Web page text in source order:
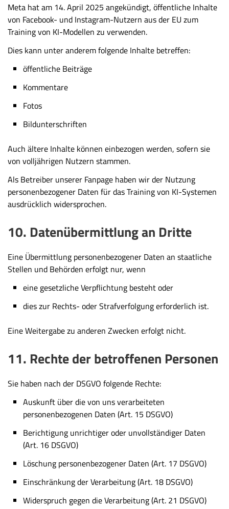
Meta hat am 14. April 2025 angekündigt, öffentliche Inhalte
von Facebook- und Instagram-Nutzern aus der EU zum
Training von KI-Modellen zu verwenden.
Dies kann unter anderem folgende Inhalte betreffen:
öffentliche Beiträge
Kommentare
Fotos
Bildunterschriften
Auch ältere Inhalte können einbezogen werden, sofern sie
von volljährigen Nutzern stammen.
Als Betreiber unserer Fanpage haben wir der Nutzung
personenbezogener Daten für das Training von KI-Systemen
ausdrücklich widersprochen.
10. Datenübermittlung an Dritte
Eine Übermittlung personenbezogener Daten an staatliche
Stellen und Behörden erfolgt nur, wenn
eine gesetzliche Verpflichtung besteht oder
dies zur Rechts- oder Strafverfolgung erforderlich ist.
Eine Weitergabe zu anderen Zwecken erfolgt nicht.
11. Rechte der betroffenen Personen
Sie haben nach der DSGVO folgende Rechte:
Auskunft über die von uns verarbeiteten
personenbezogenen Daten (Art. 15 DSGVO)
Berichtigung unrichtiger oder unvollständiger Daten
(Art. 16 DSGVO)
Löschung personenbezogener Daten (Art. 17 DSGVO)
Einschränkung der Verarbeitung (Art. 18 DSGVO)
Widerspruch gegen die Verarbeitung (Art. 21 DSGVO)